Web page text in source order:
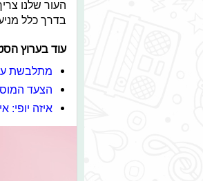
העור שלנו
בדרך כלל
עוד בערוץ
מתלבשת
הצעד
איזה יופי: